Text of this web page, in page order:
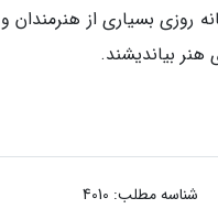
بسیاری از هنرمندان و
هنر بیاندیشند.
شناسه مطلب: 4010